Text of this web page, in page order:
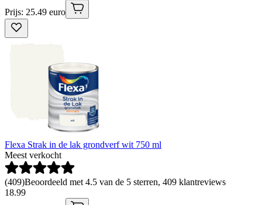
Prijs: 25.49 euro
Flexa Strak in de lak grondverf wit 750 ml
Meest verkocht
(409)Beoordeeld met 4.5 van de 5 sterren, 409 klantreviews
18.99